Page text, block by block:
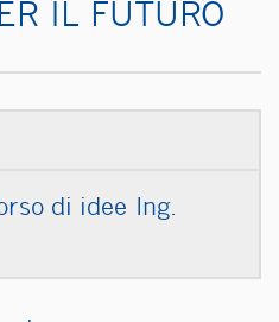
IL FUTURO
di idee Ing.